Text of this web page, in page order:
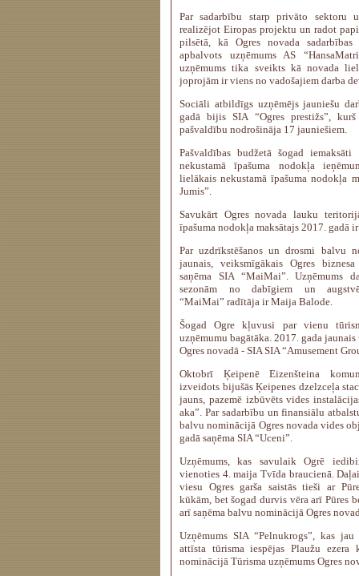
Par sadarbību starp privāto sektoru
realizējot Eiropas projektu un radot
pilsētā, kā Ogres novada
apbalvots uzņēmums AS
uzņēmums tika sveikts kā novada
joprojām ir viens no vadošajiem darba
Sociāli atbildīgs uzņēmējs jauniešu
gadā bijis SIA “Ogres prestižs”, kurš
pašvaldību nodrošināja 17 jauniešiem.
Pašvaldības budžetā šogad
nekustamā īpašuma nodokļa
lielākais nekustamā īpašuma nodokļa
Jumis”.
Savukārt Ogres novada lauku
īpašuma nodokļa maksātajs 2017. gadā
Par uzdrīkstēšanos un drosmi balvu
jaunais, veiksmīgākais Ogres
saņēma SIA “MaiMai”. Uzņēmums
sezonām no dabīgiem un
“MaiMai” radītāja ir Maija Balode.
Šogad Ogre kļuvusi par vienu
uzņēmumu bagātāka. 2017. gada
Ogres novadā - SIA SIA “Amusement
Oktobrī Ķeipenē Eizenšteina
izveidots bijušās Ķeipenes dzelzceļa
jauns, pazemē izbūvēts vides
aka”. Par sadarbību un finansiālu
balvu nominācijā Ogres novada vides
gadā saņēma SIA “Uceni”.
Uzņēmums, kas savulaik Ogrē
vienoties 4. maija Tvīda braucienā.
viesu Ogres garša saistās tieši ar
kūkām, bet šogad durvis vēra arī Pūres
arī saņēma balvu nominācijā Ogres
Uzņēmums SIA “Pelnukrogs”, kas
attīsta tūrisma iespējas Plaužu ezera
nominācijā Tūrisma uzņēmums Ogres